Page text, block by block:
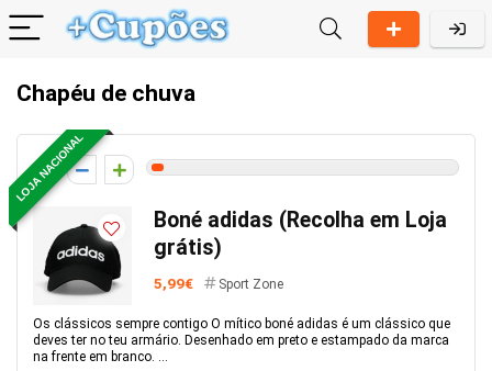
Chapéu de chuva
LOJA NACIONAL
2
Boné adidas (Recolha em Loja
grátis)
5,99€ Sport Zone
Os clássicos sempre contigo O mítico boné adidas é um clássico que
deves ter no teu armário. Desenhado em preto e estampado da marca
na frente em branco. ...